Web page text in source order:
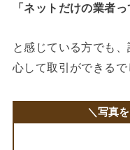
「ネットだけの業者
と感じている方でも
心して取引ができるで
＼写真